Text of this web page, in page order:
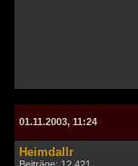
01.11.2003, 11:24
Heimdallr